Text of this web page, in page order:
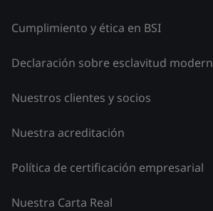
Cumplimiento y ética en BSI
Declaración sobre esclavitud
Nuestros clientes y socios
Nuestra acreditación
Política de certificación empresarial
Nuestra Carta Real